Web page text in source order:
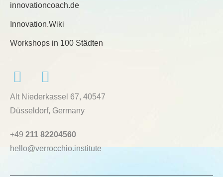
innovationcoach.de
Innovation.Wiki
Workshops in 100 Städten
Alt Niederkassel 67, 40547
Düsseldorf, Germany
+49 211 82204560
hello@verrocchio.institute